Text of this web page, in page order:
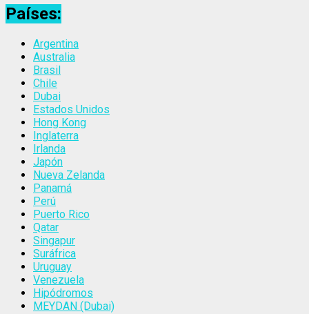
Países:
Argentina
Australia
Brasil
Chile
Dubai
Estados Unidos
Hong Kong
Inglaterra
Irlanda
Japón
Nueva Zelanda
Panamá
Perú
Puerto Rico
Qatar
Singapur
Suráfrica
Uruguay
Venezuela
Hipódromos
MEYDAN (Dubai)